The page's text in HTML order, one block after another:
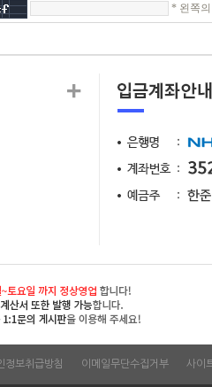
* 왼쪽
정보취급방침 이메일무단수집거부 사이